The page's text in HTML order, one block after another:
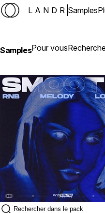
LANDR Samples
SamplesPour vous